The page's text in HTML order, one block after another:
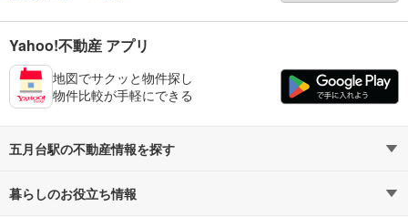
Yahoo!不動産 アプリ
地図でサクッと物件探し
物件比較が手軽にできる
五月台駅の不動産情報を探す
不動産・住宅
暮らしのお役立ち情報